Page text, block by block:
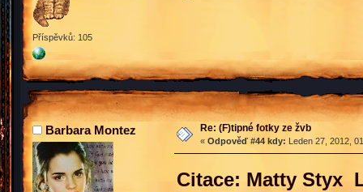
Příspěvků: 105
Barbara Montez Re: (F)tipné fotky ze žvb
« Odpověď #44 kdy: Leden 27, 2012,
Citace: Matty Styx